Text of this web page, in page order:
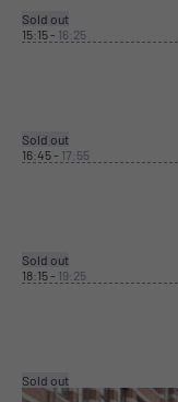
Sold out
15:15- 16:25
Sold out
16:45- 17:55
Sold out
18:15- 19:25
Sold out